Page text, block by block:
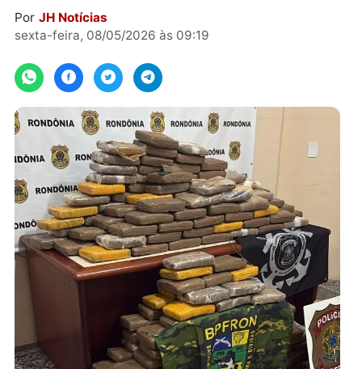
BPM, 4º BPM e Canil do BPChoque.
sexta-feira, 08/05/2026 às 09:19